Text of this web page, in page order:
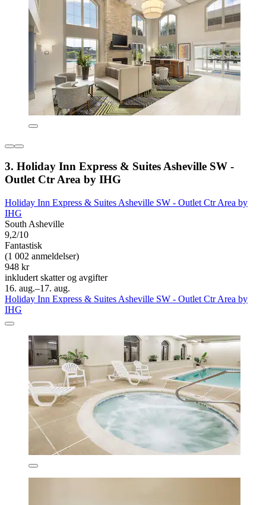
3. Holiday Inn Express & Suites Asheville SW -
Outlet Ctr Area by IHG
Holiday Inn Express & Suites Asheville SW - Outlet Ctr Area by
IHG
South Asheville
9,2/10
Fantastisk
(1 002 anmeldelser)
948 kr
inkludert skatter og avgifter
16. aug.–17. aug.
Holiday Inn Express & Suites Asheville SW - Outlet Ctr Area by
IHG